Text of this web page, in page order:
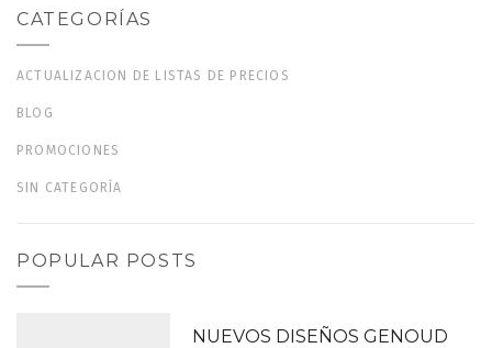
CATEGORÍAS
ACTUALIZACION DE LISTAS DE PRECIOS
BLOG
PROMOCIONES
SIN CATEGORÍA
POPULAR POSTS
NUEVOS DISEÑOS GENOUD